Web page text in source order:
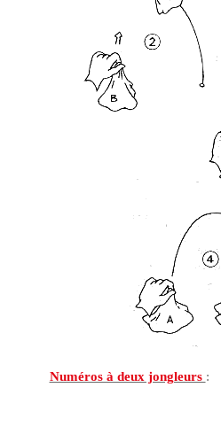
Numéros à deux jongleurs :